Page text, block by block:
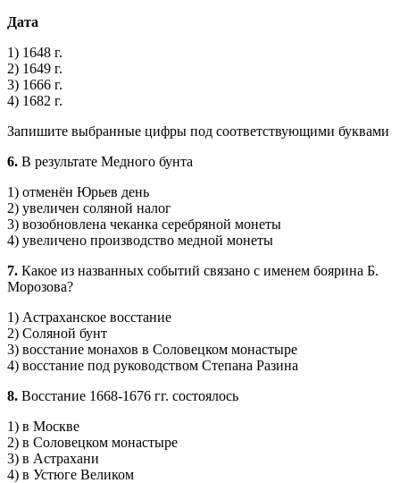
Дата
1) 1648 г.
2) 1649 г.
3) 1666 г.
4) 1682 г.
Запишите выбранные цифры под соответствующими буквами
6. В результате Медного бунта
1) отменён Юрьев день
2) увеличен соляной налог
3) возобновлена чеканка серебряной монеты
4) увеличено производство медной монеты
7. Какое из названных событий связано с именем боярина Б.
Морозова?
1) Астраханское восстание
2) Соляной бунт
3) восстание монахов в Соловецком монастыре
4) восстание под руководством Степана Разина
8. Восстание 1668-1676 гг. состоялось
1) в Москве
2) в Соловецком монастыре
3) в Астрахани
4) в Устюге Великом